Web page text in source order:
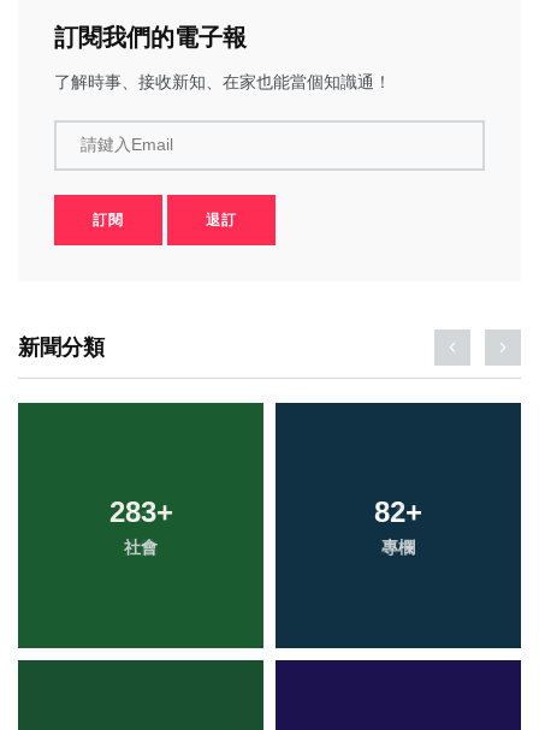
訂閱我們的電子報
了解時事、接收新知、在家也能當個知識通！
請鍵入Email
訂閱 退訂
新聞分類
283+
社會
82+
專欄